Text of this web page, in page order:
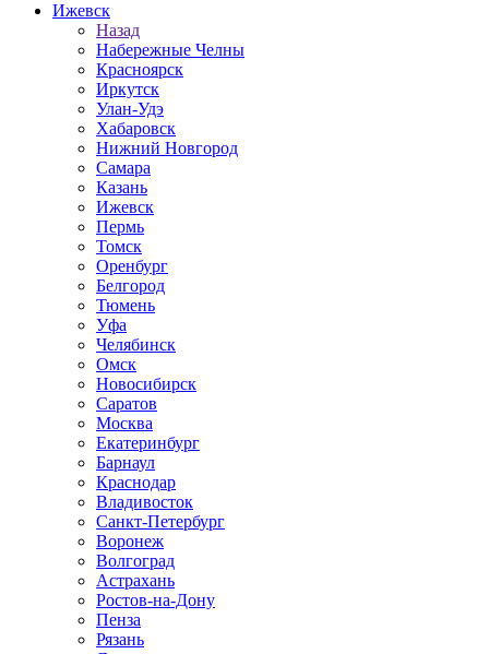
Ижевск
Назад
Набережные Челны
Красноярск
Иркутск
Улан-Удэ
Хабаровск
Нижний Новгород
Самара
Казань
Ижевск
Пермь
Томск
Оренбург
Белгород
Тюмень
Уфа
Челябинск
Омск
Новосибирск
Саратов
Москва
Екатеринбург
Барнаул
Краснодар
Владивосток
Санкт-Петербург
Воронеж
Волгоград
Астрахань
Ростов-на-Дону
Пенза
Рязань